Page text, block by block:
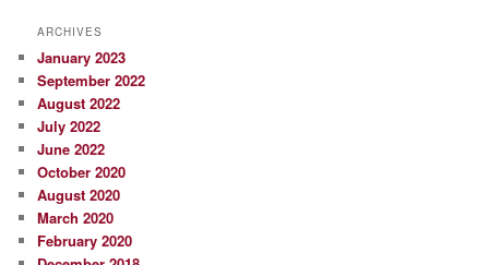
ARCHIVES
January 2023
September 2022
August 2022
July 2022
June 2022
October 2020
August 2020
March 2020
February 2020